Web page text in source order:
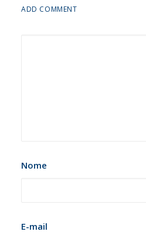
ADD COMMENT
Nome
E-mail